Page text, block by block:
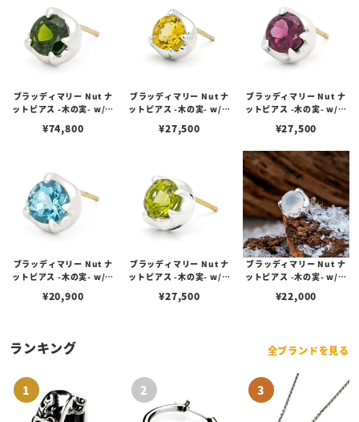
ブラッディマリー Nut ナ
ットピアス -木の実- w/ク
¥74,800
ブラッディマリー Nut ナ
ットピアス -木の実- w/イ
¥27,500
ブラッディマリー Nut ナ
ットピアス -木の実- w/ロ
¥27,500
ブラッディマリー Nut ナ
ットピアス -木の実- w/ス
¥20,900
ブラッディマリー Nut ナ
ットピアス -木の実- w/ペ
¥27,500
ブラッディマリー Nut ナ
ットピアス -木の実- w/ム
¥22,000
ランキング 全ブランドを見る